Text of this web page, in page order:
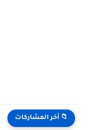
📁 أخر المشاركات